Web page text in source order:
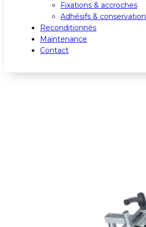
Fixations & accroches
Adhésifs & conservation
Reconditionnés
Maintenance
Contact